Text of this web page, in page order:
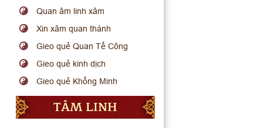
Quan âm linh xâm
Xin xăm quan thánh
Gieo quẻ Quan Tế Công
Gieo quẻ kinh dịch
Gieo quẻ Khổng Minh
TÂM LINH